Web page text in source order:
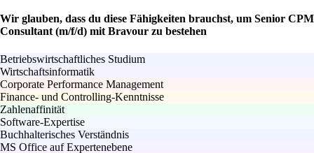
Wir glauben, dass du diese Fähigkeiten brauchst, um Senior CPM
Consultant (m/f/d) mit Bravour zu bestehen
Betriebswirtschaftliches Studium
Wirtschaftsinformatik
Corporate Performance Management
Finance- und Controlling-Kenntnisse
Zahlenaffinität
Software-Expertise
Buchhalterisches Verständnis
MS Office auf Expertenebene